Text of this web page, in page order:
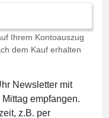
Ihrem Kontoauszug
dem Kauf erhalten
Newsletter mit
empfangen.
z.B. per